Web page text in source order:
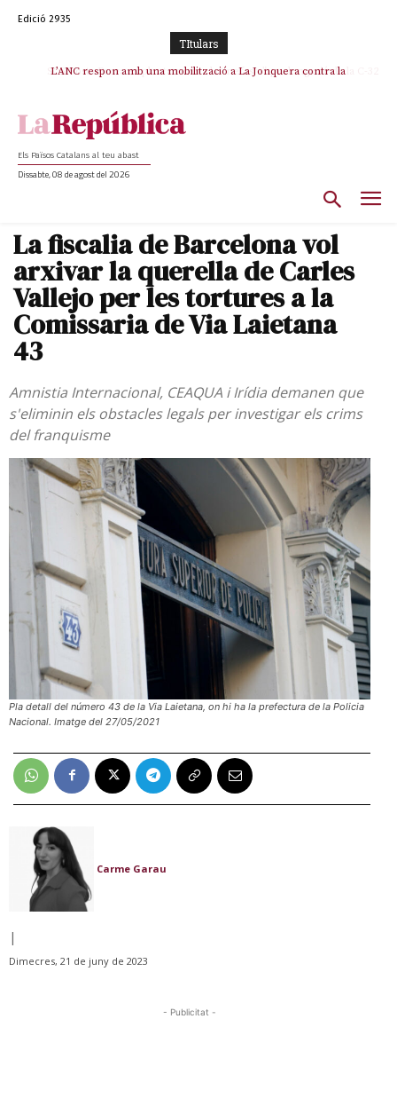
Edició 2935
TItulars
L’ANC respon amb una mobilització a La Jonquera contra la
SOS Costa Brava es planta contra la “nefasta” prolongació de la C-32 i
Els Països Catalans al teu abast
Dissabte, 08 de agost del 2026
La fiscalia de Barcelona vol
arxivar la querella de Carles
Vallejo per les tortures a la
Comissaria de Via Laietana
43
Amnistia Internacional, CEAQUA i Irídia demanen que
s'eliminin els obstacles legals per investigar els crims
del franquisme
Pla detall del número 43 de la Via Laietana, on hi ha la prefectura de la Policia
Nacional. Imatge del 27/05/2021
Carme Garau
|
Dimecres, 21 de juny de 2023
- Publicitat -